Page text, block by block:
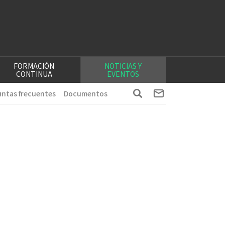
FORMACIÓN
CONTINUA
NOTICIAS Y
EVENTOS
Documentos
frecuentes